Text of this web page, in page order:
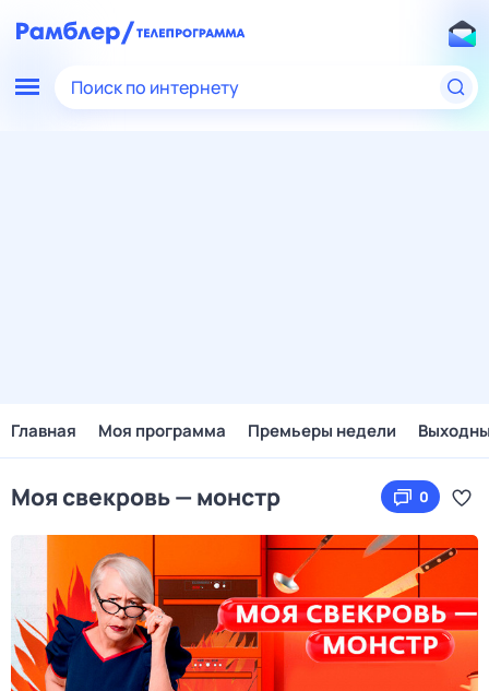
Поиск по интернету
Главная Моя программа Премьеры недели
Моя свекровь — монстр 0